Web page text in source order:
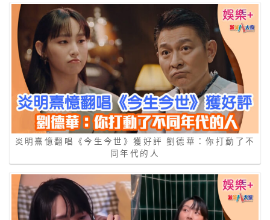
炎明熹憶翻唱《今生今世》獲好評 劉德華：你打動了不
同年代的人